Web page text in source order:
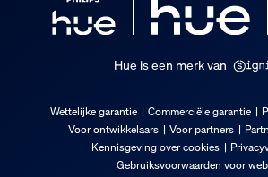
Hue is een merk van
Wettelijke garantie Commerciële garantie
Voor ontwikkelaars
Voor partners
Kennisgeving over cookies
Gebruiksvoorwaarden voor